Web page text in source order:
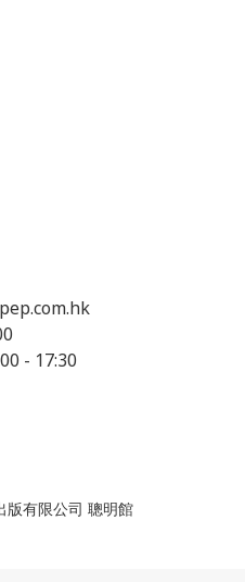
- 17:30
有限公司 聰明館